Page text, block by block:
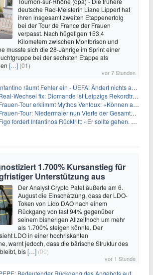
deutsche Rad-Meisterin Liane Lippert hat
ihren insgesamt zweiten Etappenerfolg
bei der Tour de France der Frauen
verpasst. Nach hügeligen 153,4
Kilometern zwischen Montbrison und
musste sich die 28-Jährige im Sprint einer
bei der sechsten Etappe als
[…] (01)
vor 7 Stunden
räumt Fehler ein - UEFA: Ändert nichts an Boykott
Wechsel fix: Diomande ist Leipzigs Rekordtransfer
Tour erklimmt Mythos Ventoux: «Können alles schaffen»
Tour: Niedermaier nun Vierte der Gesamtwertung
fordert Infantinos Rücktritt: «Er sollte gehen. Jetzt»
1.700% Kursanstieg für
Unterstützung aus
Der Analyst Crypto Patel äußerte am 6.
August die Einschätzung, dass der LDO-
Token von Lido DAO nach einem
Rückgang von fast 94% gegenüber
seinem bisherigen Allzeithoch um mehr
als 1.700% steigen könnte. Der
LDO in einer hochriskanten
warnt jedoch, dass die bärische Struktur des
bis[…] (00)
vor 1 Stunde
Bedeutender Rückgang des Angebots auf Börsen – Was kommt als Nächstes?